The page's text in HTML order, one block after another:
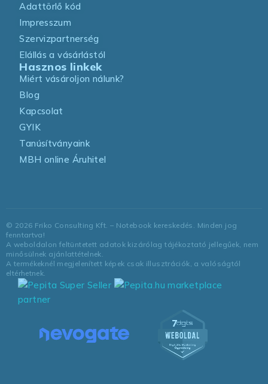
Adattörlő kód
Impresszum
Szervizpartnerség
Elállás a vásárlástól
Hasznos linkek
Miért vásároljon nálunk?
Blog
Kapcsolat
GYIK
Tanúsítványaink
MBH online Áruhitel
© 2026 Friko Consulting Kft. – Notebook kereskedés. Minden jog
fenntartva!
A weboldalon feltüntetett adatok kizárólag tájékoztató jellegűek, nem
minősülnek ajánlattételnek.
A termékeknél megjelenített képek csak illusztrációk, a valóságtól
eltérhetnek.
marketplace
partner